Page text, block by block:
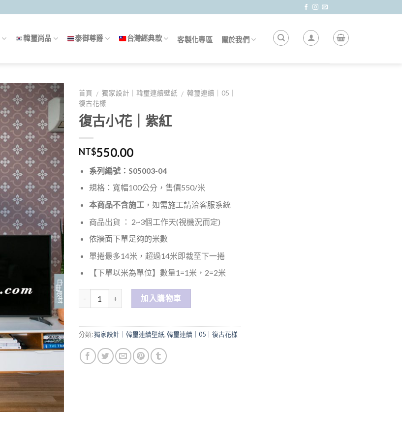
韓璽尚品 泰御尊爵 台灣經典款 客製化專區 關於我們
首頁 / 獨家設計｜韓璽連續壁紙 / 韓璽連續｜05｜
復古花樣
復古小花｜紫紅
NT$550.00
系列編號：S05003-04
規格：寬幅100公分，售價550/米
本商品不含施工，如需施工請洽客服系統
商品出貨 ： 2~3個工作天(視機況而定)
依牆面下單足夠的米數
單捲最多14米，超過14米即裁至下一捲
【下單以米為單位】數量1=1米，2=2米
加入購物車
分類:獨家設計｜韓璽連續壁紙,韓璽連續｜05｜復古花樣